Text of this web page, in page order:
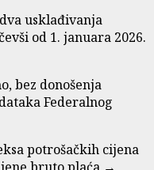
usklađivanja
od 1. januara 2026.
bez donošenja
Federalnog
potrošačkih cijena